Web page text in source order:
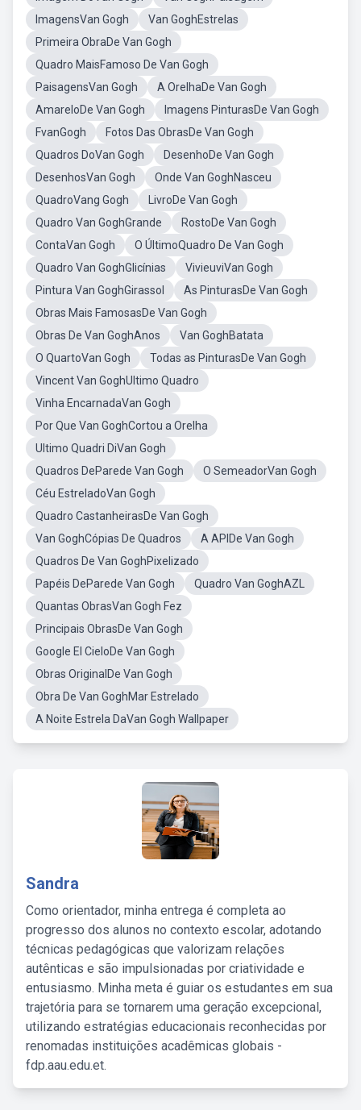
ImagensVan Gogh
Van GoghEstrelas
Primeira ObraDe Van Gogh
Quadro MaisFamoso De Van Gogh
PaisagensVan Gogh
A OrelhaDe Van Gogh
AmareloDe Van Gogh
Imagens PinturasDe Van Gogh
FvanGogh
Fotos Das ObrasDe Van Gogh
Quadros DoVan Gogh
DesenhoDe Van Gogh
DesenhosVan Gogh
Onde Van GoghNasceu
QuadroVang Gogh
LivroDe Van Gogh
Quadro Van GoghGrande
RostoDe Van Gogh
ContaVan Gogh
O ÚltimoQuadro De Van Gogh
Quadro Van GoghGlicínias
VivieuviVan Gogh
Pintura Van GoghGirassol
As PinturasDe Van Gogh
Obras Mais FamosasDe Van Gogh
Obras De Van GoghAnos
Van GoghBatata
O QuartoVan Gogh
Todas as PinturasDe Van Gogh
Vincent Van GoghUltimo Quadro
Vinha EncarnadaVan Gogh
Por Que Van GoghCortou a Orelha
Ultimo Quadri DiVan Gogh
Quadros DeParede Van Gogh
O SemeadorVan Gogh
Céu EstreladoVan Gogh
Quadro CastanheirasDe Van Gogh
Van GoghCópias De Quadros
A APIDe Van Gogh
Quadros De Van GoghPixelizado
Papéis DeParede Van Gogh
Quadro Van GoghAZL
Quantas ObrasVan Gogh Fez
Principais ObrasDe Van Gogh
Google El CieloDe Van Gogh
Obras OriginalDe Van Gogh
Obra De Van GoghMar Estrelado
A Noite Estrela DaVan Gogh Wallpaper
Sandra
Como orientador, minha entrega é completa ao
progresso dos alunos no contexto escolar, adotando
técnicas pedagógicas que valorizam relações
autênticas e são impulsionadas por criatividade e
entusiasmo. Minha meta é guiar os estudantes em sua
trajetória para se tornarem uma geração excepcional,
utilizando estratégias educacionais reconhecidas por
renomadas instituições acadêmicas globais -
fdp.aau.edu.et.